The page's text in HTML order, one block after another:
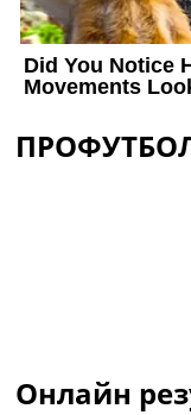
Онлайн